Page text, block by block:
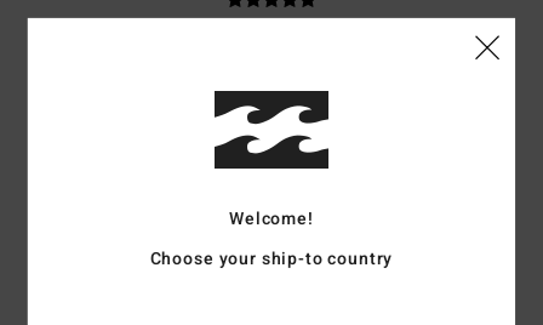
Relación calidad-precio: 4
5/5
Welcome!
Choose your ship-to country